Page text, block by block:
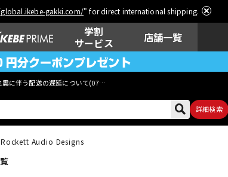
gakki.com/" for direct international shipping.
学割
サービス
店舗一覧
震に伴う配送の遅延について(07月29日
詳細検索
Audio Designs